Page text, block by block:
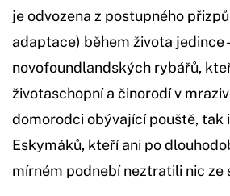
je odvozena z postupného
adaptace) během života jedince
novofoundlandských rybářů,
životaschopní a činorodí v
domorodci obývající pouště, tak
Eskymáků, kteří ani po
mírném podnebí neztratili nic ze